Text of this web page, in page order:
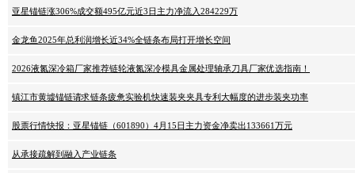
亚星锚链涨306%成交额495亿元近3日主力净流入284229万
金龙鱼2025年总利润增长近34%全链条布局打开增长空间
2026液氮深冷箱厂家推荐链轮液氮深冷模具金属处理轴承刀具厂家优选指南！
镇江市黄墟锚链请求链条疲惫实验机快速装夹夹具专利大幅度的进步装夹功率
股票行情快报：亚星锚链（601890）4月15日主力资金净卖出133661万元
从承接疏解到融入产业链条